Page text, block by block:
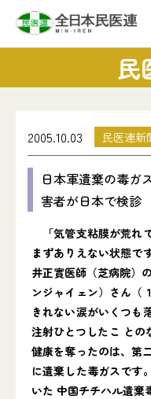
民
2005.10.03 民医連新
日本軍遺棄の毒
害者が日本で検診
「気管支粘膜が荒れ
まずありえない状態で
井正實医師（芝病院）
ンジャイェン）さん（
きれない涙がいくつも
注射ひとつしたこ と
健康を奪ったのは、第
に遺棄した毒ガスです
いた 中国チチハル遺棄